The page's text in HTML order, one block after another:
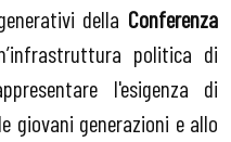
della Conferenza
politica di
l'esigenza di
giovani generazioni e allo